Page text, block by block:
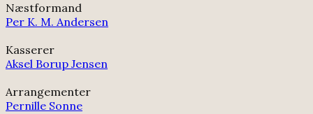
Næstformand
Per K. M. Andersen
Kasserer
Aksel Borup Jensen
Arrangementer
Pernille Sonne